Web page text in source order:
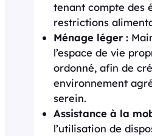
tenant compte des
restrictions
Ménage léger :
l’espace de vie
ordonné, afin de
environnement
serein.
Assistance à la
l’utilisation de